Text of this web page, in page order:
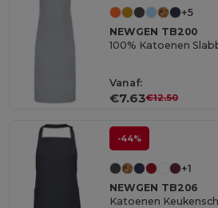
+5
NEWGEN TB200
100% Katoenen
Vanaf:
€7.63€12.50
-44%
+1
NEWGEN TB206